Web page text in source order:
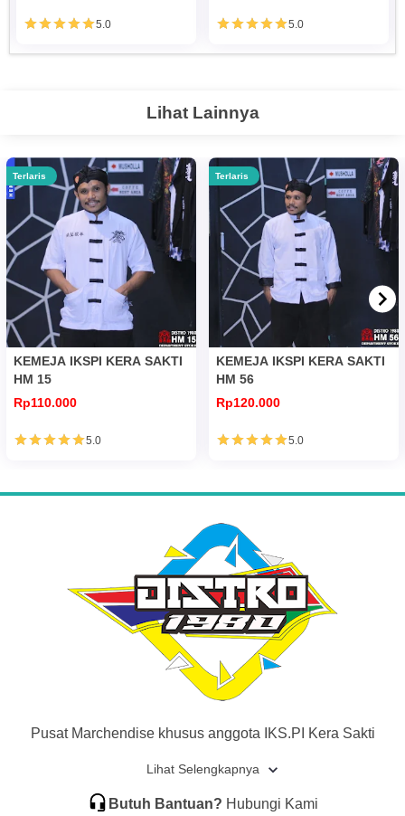
5.0 5.0
Lihat Lainnya
Terlaris
KEMEJA IKSPI KERA SAKTI
HM 15
Rp110.000
5.0
Terlaris
KEMEJA IKSPI KERA SAKTI
HM 56
Rp120.000
5.0
Pusat Marchendise khusus anggota IKS.PI Kera Sakti
Lihat Selengkapnya
Butuh Bantuan? Hubungi Kami